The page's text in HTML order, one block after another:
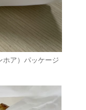
ア）パッケージ